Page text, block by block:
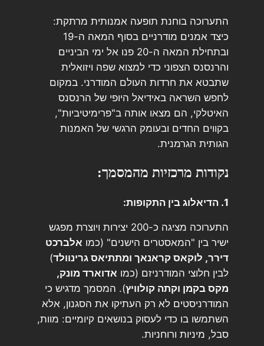
התערוכה בוחנת תופעה אמנותית מרתקת:
כיצד אמנים מודרניים בסוף המאה ה-19
ובתחילת המאה ה-20 פנו אל ימי הביניים
והרנסנס הצפוני כדי למצוא שפה ויזואלית
שתבטא את חרדות העולם המודרני. במקום
לחפש השראה באידיאל היופי של הרנסנס
האיטלקי, הם מצאו אותה ב"פרימיטיביות",
בקווים החדים ובעומק הרגשי של האמנות
הגותית הגרמנית.
נקודות מרכזיות מהמסמך:
1. הדיאלוג בין התקופות:
התערוכה מציגה כ-200 יצירות ויוצרת מפגש
ישיר בין "המאסטרים הישנים" (כמו אלברכט
דירר, לוקאס קראנאך ומתתיאס גרינוולד)
לבין חלוצי המודרניזם (כמו אדוארד מונק,
מקס בקמן וקתה קולוויץ). המסמך מדגיש כי
המודרניסטים לא רק העתיקו את הסגנון, אלא
השתמשו בו כדי לעסוק בנושאים קיומיים: מוות,
סבל, מיניות ורוחניות.